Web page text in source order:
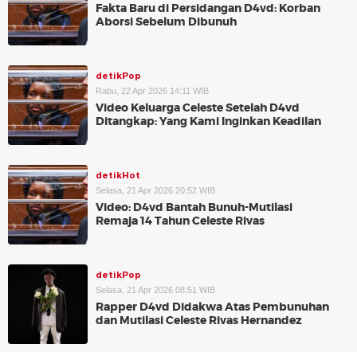
Fakta Baru di Persidangan D4vd: Korban
Aborsi Sebelum Dibunuh
detikPop
Rabu, 22 Apr 2026 14:11 WIB
Video Keluarga Celeste Setelah D4vd
Ditangkap: Yang Kami Inginkan Keadilan
detikHot
Selasa, 21 Apr 2026 20:52 WIB
Video: D4vd Bantah Bunuh-Mutilasi
Remaja 14 Tahun Celeste Rivas
detikPop
Selasa, 21 Apr 2026 08:51 WIB
Rapper D4vd Didakwa Atas Pembunuhan
dan Mutilasi Celeste Rivas Hernandez